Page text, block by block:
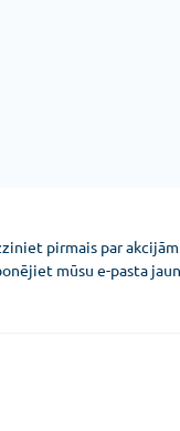
pirmais par
mūsu e-pasta